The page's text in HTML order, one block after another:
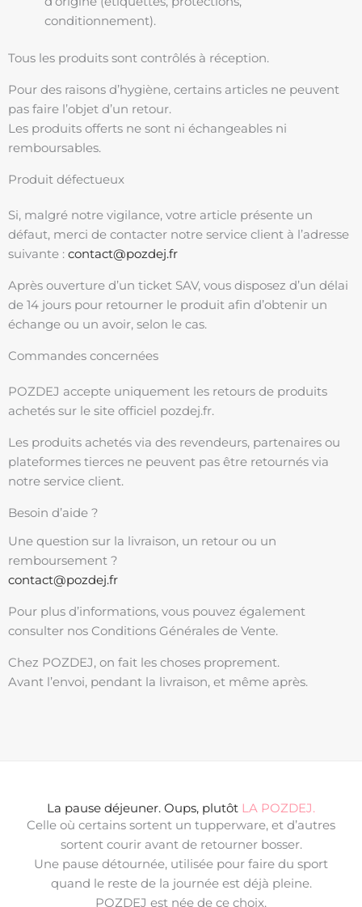
conditionnement).
Tous les produits sont contrôlés à réception.
Pour des raisons d’hygiène, certains articles ne peuvent
pas faire l’objet d’un retour.
Les produits offerts ne sont ni échangeables ni
remboursables.
Produit défectueux
Si, malgré notre vigilance, votre article présente un
défaut, merci de contacter notre service client à l’adresse
suivante : contact@pozdej.fr
Après ouverture d’un ticket SAV, vous disposez d’un délai
de 14 jours pour retourner le produit afin d’obtenir un
échange ou un avoir, selon le cas.
Commandes concernées
POZDEJ accepte uniquement les retours de produits
achetés sur le site officiel pozdej.fr.
Les produits achetés via des revendeurs, partenaires ou
plateformes tierces ne peuvent pas être retournés via
notre service client.
Besoin d’aide ?
Une question sur la livraison, un retour ou un
remboursement ?
contact@pozdej.fr
Pour plus d’informations, vous pouvez également
consulter nos Conditions Générales de Vente.
Chez POZDEJ, on fait les choses proprement.
Avant l’envoi, pendant la livraison, et même après.
La pause déjeuner. Oups, plutôt LA POZDEJ.
Celle où certains sortent un tupperware, et d’autres
sortent courir avant de retourner bosser.
Une pause détournée, utilisée pour faire du sport
quand le reste de la journée est déjà pleine.
POZDEJ est née de ce choix.